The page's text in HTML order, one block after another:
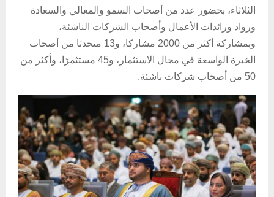
الثلاثاء، بحضور عدد من أصحاب السمو والمعالي والسعادة
ورواد ورائدات الأعمال وأصحاب الشركات الناشئة،
وبمشاركة أكثر من 2000 مشاركا، و13 متحدثا من أصحاب
الخبرة الواسعة في مجال الاستثمار، و45 مستثمرًا، وأكثر من
50 من أصحاب شركات ناشئة.